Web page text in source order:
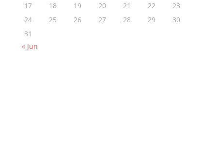
17
18 19 20 21 22
23
24
25 26 27 28 29
30
31
« Jun